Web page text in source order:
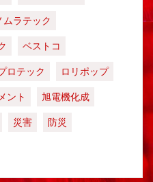
ムラテック
ベストコ
ロテック
ロリポップ
ント
旭電機化成
災害
防災